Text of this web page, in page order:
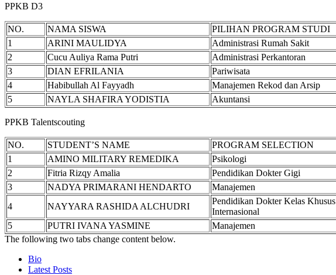
PPKB D3
NO. NAMA SISWA
PILIHAN PROGRAM STUDI
1
ARINI MAULIDYA
Administrasi Rumah Sakit
2
Cucu Auliya Rama Putri
Administrasi Perkantoran
3
DIAN EFRILANIA
Pariwisata
4
Habibullah Al Fayyadh
Manajemen Rekod dan Arsip
5
NAYLA SHAFIRA YODISTIA Akuntansi
PPKB Talentscouting
NO. STUDENT’S NAME
PROGRAM SELECTION
1
AMINO MILITARY REMEDIKA
Psikologi
2
Fitria Rizqy Amalia
Pendidikan Dokter Gigi
3
NADYA PRIMARANI HENDARTO
Manajemen
4
NAYYARA RASHIDA ALCHUDRI
Pendidikan Dokter Kelas Khusus
Internasional
5
PUTRI IVANA YASMINE
Manajemen
The following two tabs change content below.
Bio
Latest Posts